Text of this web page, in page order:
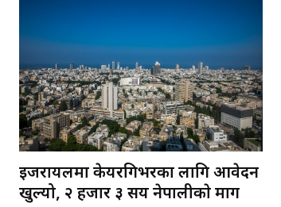
इजरायलमा केयरगिभरका लागि आवेदन
खुल्यो, २ हजार ३ सय नेपालीकाे माग